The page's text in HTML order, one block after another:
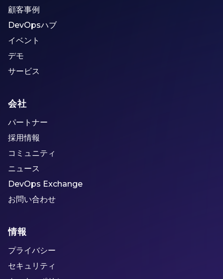
顧客事例
DevOpsハブ
イベント
デモ
サービス
会社
パートナー
採用情報
コミュニティ
ニュース
DevOps Exchange
お問い合わせ
情報
プライバシー
セキュリティ